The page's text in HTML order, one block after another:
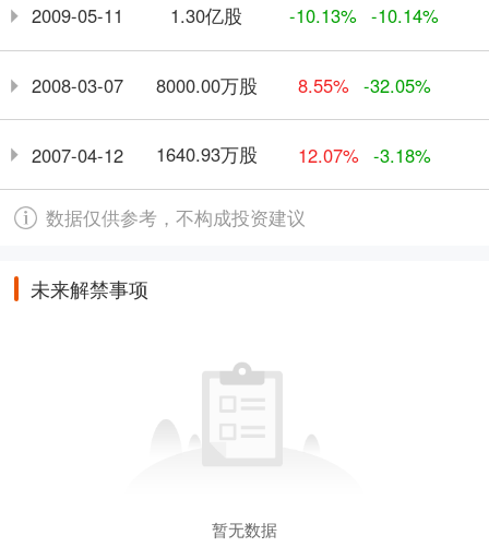
2009-05-11 1.30亿股 -10.13% -10.14%
2008-03-07 8000.00万股 8.55% -32.05%
2007-04-12 1640.93万股 12.07% -3.18%
数据仅供参考，不构成投资建议
未来解禁事项
暂无数据